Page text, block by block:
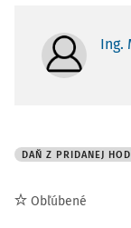
Ing.
DAŇ Z PRIDANEJ
Obľúbené